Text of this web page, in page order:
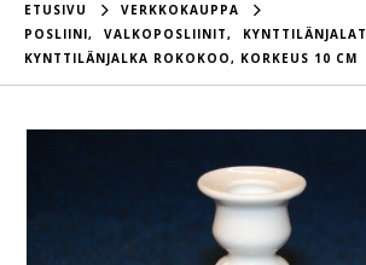
ETUSIVU
VERKKOKAUPPA
POSLIINI, VALKOPOSLIINIT,
KYNTTILÄNJALAT
KYNTTILÄNJALKA ROKOKOO, KORKEUS 10 CM